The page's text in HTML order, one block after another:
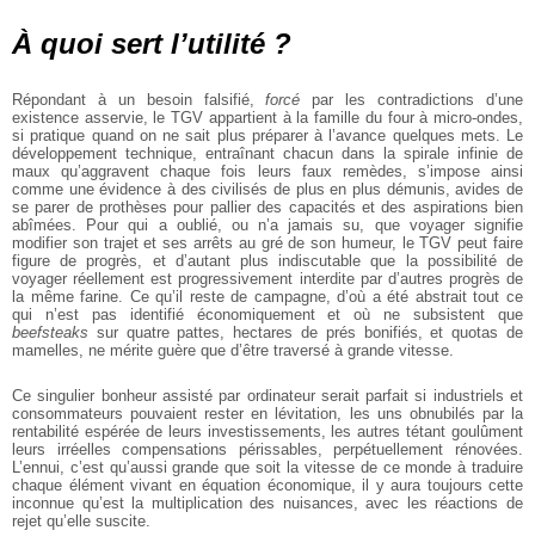
À quoi sert l’utilité ?
Répondant à un besoin falsifié,forcé par les contradictions d’une
existence asservie, le TGV appartient à la famille du four à micro-ondes,
si pratique quand on ne sait plus préparer à l’avance quelques mets. Le
développement technique, entraînant chacun dans la spirale infinie de
maux qu’aggravent chaque fois leurs faux remèdes, s’impose ainsi
comme une évidence à des civilisés de plus en plus démunis, avides de
se parer de prothèses pour pallier des capacités et des aspirations bien
abîmées. Pour qui a oublié, ou n’a jamais su, que voyager signifie
modifier son trajet et ses arrêts au gré de son humeur, le TGV peut faire
figure de progrès, et d’autant plus indiscutable que la possibilité de
voyager réellement est progressivement interdite par d’autres progrès de
la même farine. Ce qu’il reste de campagne, d’où a été abstrait tout ce
qui n’est pas identifié économiquement et où ne subsistent que
beefsteaks sur quatre pattes, hectares de prés bonifiés, et quotas de
mamelles, ne mérite guère que d’être traversé à grande vitesse.
Ce singulier bonheur assisté par ordinateur serait parfait si industriels et
consommateurs pouvaient rester en lévitation, les uns obnubilés par la
rentabilité espérée de leurs investissements, les autres tétant goulûment
leurs irréelles compensations périssables, perpétuellement rénovées.
L’ennui, c’est qu’aussi grande que soit la vitesse de ce monde à traduire
chaque élément vivant en équation économique, il y aura toujours cette
inconnue qu’est la multiplication des nuisances, avec les réactions de
rejet qu’elle suscite.